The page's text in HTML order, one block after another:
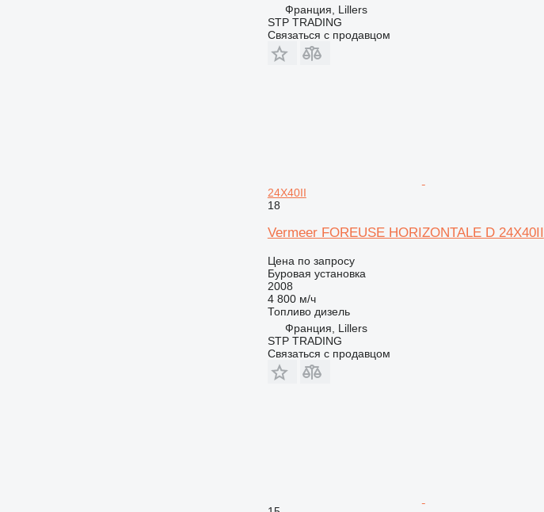
Франция, Lillers
STP TRADING
Связаться с продавцом
24X40II
18
Vermeer FOREUSE HORIZONTALE D 24X40II
Цена по запросу
Буровая установка
2008
4 800 м/ч
Топливо дизель
Франция, Lillers
STP TRADING
Связаться с продавцом